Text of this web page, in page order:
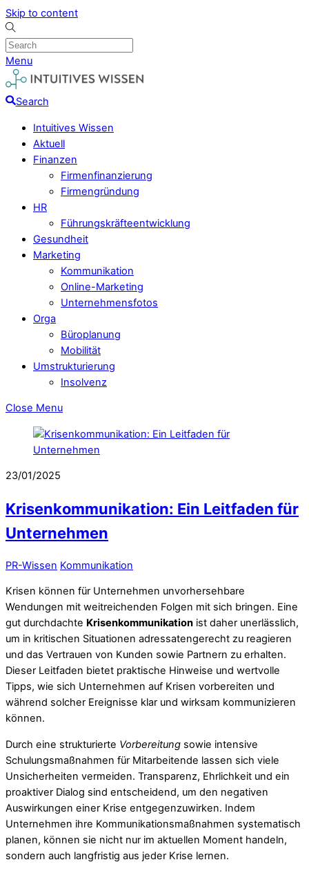
Skip to content
Menu
Search
Intuitives Wissen
Aktuell
Finanzen
Firmenfinanzierung
Firmengründung
HR
Führungskräfteentwicklung
Gesundheit
Marketing
Kommunikation
Online-Marketing
Unternehmensfotos
Orga
Büroplanung
Mobilität
Umstrukturierung
Insolvenz
Close Menu
23/01/2025
Krisenkommunikation: Ein Leitfaden für
Unternehmen
PR-Wissen Kommunikation
Krisen können für Unternehmen unvorhersehbare
Wendungen mit weitreichenden Folgen mit sich bringen. Eine
gut durchdachte Krisenkommunikation ist daher unerlässlich,
um in kritischen Situationen adressatengerecht zu reagieren
und das Vertrauen von Kunden sowie Partnern zu erhalten.
Dieser Leitfaden bietet praktische Hinweise und wertvolle
Tipps, wie sich Unternehmen auf Krisen vorbereiten und
während solcher Ereignisse klar und wirksam kommunizieren
können.
Durch eine strukturierte Vorbereitung sowie intensive
Schulungsmaßnahmen für Mitarbeitende lassen sich viele
Unsicherheiten vermeiden. Transparenz, Ehrlichkeit und ein
proaktiver Dialog sind entscheidend, um den negativen
Auswirkungen einer Krise entgegenzuwirken. Indem
Unternehmen ihre Kommunikationsmaßnahmen systematisch
planen, können sie nicht nur im aktuellen Moment handeln,
sondern auch langfristig aus jeder Krise lernen.